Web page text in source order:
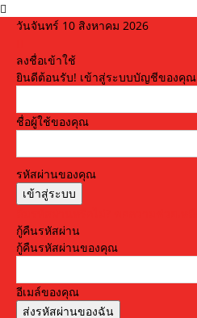
วันจันทร์ 10 สิงหาคม 2026
ลงชื่อเข้าใช้
ยินดีต้อนรับ! เข้าสู่ระบบบัญชีของคุณ
ชื่อผู้ใช้ของคุณ
รหัสผ่านของคุณ
กู้คืนรหัสผ่าน
กู้คืนรหัสผ่านของคุณ
อีเมล์ของคุณ